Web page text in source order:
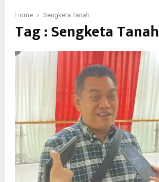
Home Sengketa Tanah
Tag : Sengketa Tanah